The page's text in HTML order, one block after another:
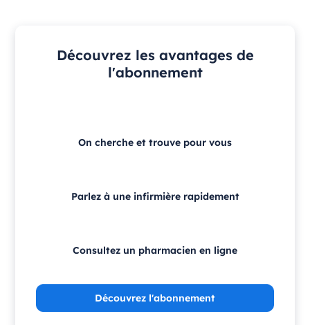
Découvrez les avantages de
l'abonnement
On cherche et trouve pour vous
Parlez à une infirmière rapidement
Consultez un pharmacien en ligne
Découvrez l'abonnement